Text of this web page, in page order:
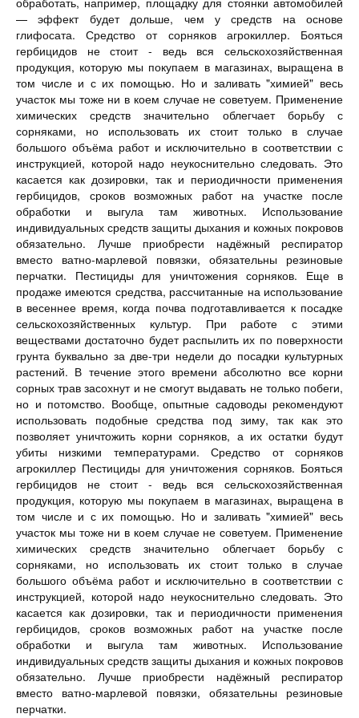
— эффект будет дольше, чем у средств на основе
глифосата. Средство от сорняков агрокиллер. Бояться
гербицидов не стоит - ведь вся сельскохозяйственная
продукция, которую мы покупаем в магазинах, выращена в
том числе и с их помощью. Но и заливать "химией" весь
участок мы тоже ни в коем случае не советуем. Применение
химических средств значительно облегчает борьбу с
сорняками, но использовать их стоит только в случае
большого объёма работ и исключительно в соответствии с
инструкцией, которой надо неукоснительно следовать. Это
касается как дозировки, так и периодичности применения
гербицидов, сроков возможных работ на участке после
обработки и выгула там животных. Использование
индивидуальных средств защиты дыхания и кожных покровов
обязательно. Лучше приобрести надёжный респиратор
вместо ватно-марлевой повязки, обязательны резиновые
перчатки. Пестициды для уничтожения сорняков. Еще в
продаже имеются средства, рассчитанные на использование
в весеннее время, когда почва подготавливается к посадке
сельскохозяйственных культур. При работе с этими
веществами достаточно будет распылить их по поверхности
грунта буквально за две-три недели до посадки культурных
растений. В течение этого времени абсолютно все корни
сорных трав засохнут и не смогут выдавать не только побеги,
но и потомство. Вообще, опытные садоводы рекомендуют
использовать подобные средства под зиму, так как это
позволяет уничтожить корни сорняков, а их остатки будут
убиты низкими температурами. Средство от сорняков
агрокиллер Пестициды для уничтожения сорняков. Бояться
гербицидов не стоит - ведь вся сельскохозяйственная
продукция, которую мы покупаем в магазинах, выращена в
том числе и с их помощью. Но и заливать "химией" весь
участок мы тоже ни в коем случае не советуем. Применение
химических средств значительно облегчает борьбу с
сорняками, но использовать их стоит только в случае
большого объёма работ и исключительно в соответствии с
инструкцией, которой надо неукоснительно следовать. Это
касается как дозировки, так и периодичности применения
гербицидов, сроков возможных работ на участке после
обработки и выгула там животных. Использование
индивидуальных средств защиты дыхания и кожных покровов
обязательно. Лучше приобрести надёжный респиратор
вместо ватно-марлевой повязки, обязательны резиновые
перчатки.